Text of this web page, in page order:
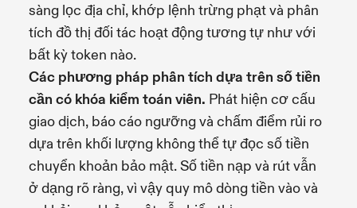
sàng lọc địa chỉ, khớp lệnh trừng phạt và phân
tích đồ thị đối tác hoạt động tương tự như với
bất kỳ token nào.
Các phương pháp phân tích dựa trên số tiền
cần có khóa kiểm toán viên. Phát hiện cơ cấu
giao dịch, báo cáo ngưỡng và chấm điểm rủi ro
dựa trên khối lượng không thể tự đọc số tiền
chuyển khoản bảo mật. Số tiền nạp và rút vẫn
ở dạng rõ ràng, vì vậy quy mô dòng tiền vào và